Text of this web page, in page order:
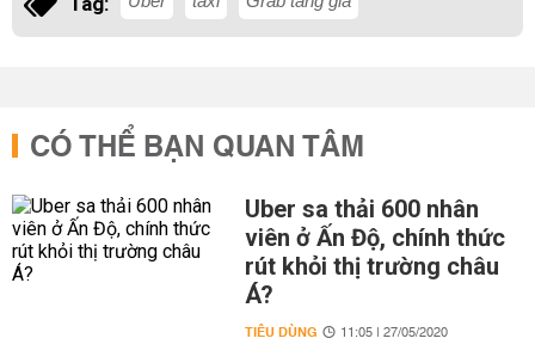
CÓ THỂ BẠN QUAN TÂM
Uber sa thải 600 nhân
viên ở Ấn Độ, chính thức
rút khỏi thị trường châu
Á?
TIÊU DÙNG 11:05 | 27/05/2020